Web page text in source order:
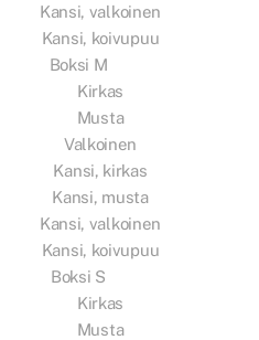
Kansi, valkoinen
Kansi, koivupuu
Boksi M
Kirkas
Musta
Valkoinen
Kansi, kirkas
Kansi, musta
Kansi, valkoinen
Kansi, koivupuu
Boksi S
Kirkas
Musta